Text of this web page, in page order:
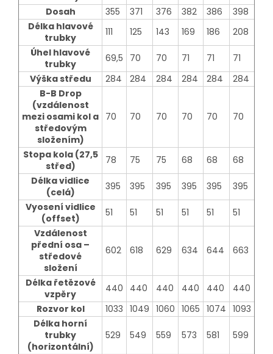
Dosah
355 371 376 382 386
398
Délka hlavové
trubky
111 125 143 169 186
208
Úhel hlavové
trubky
69,5 70 70 71 71
71
Výška středu
284 284 284 284 284
284
B-B Drop
(vzdálenost
mezi osami kol a
středovým
složením)
70 70 70 70 70 70
Stopa kola (27,5
střed)
78 75 75 68 68
68
Délka vidlice
(celá)
395 395 395 395 395
395
Vyosení vidlice
(offset)
51 51 51 51 51
51
Vzdálenost
přední osa –
středové
složení
602 618 629 634 644 663
Délka řetězové
vzpěry
440 440 440 440 440
440
Rozvor kol
1033 1049 1060 1065 1074 1093
Délka horní
trubky
(horizontální)
529 549 559 573 581 599